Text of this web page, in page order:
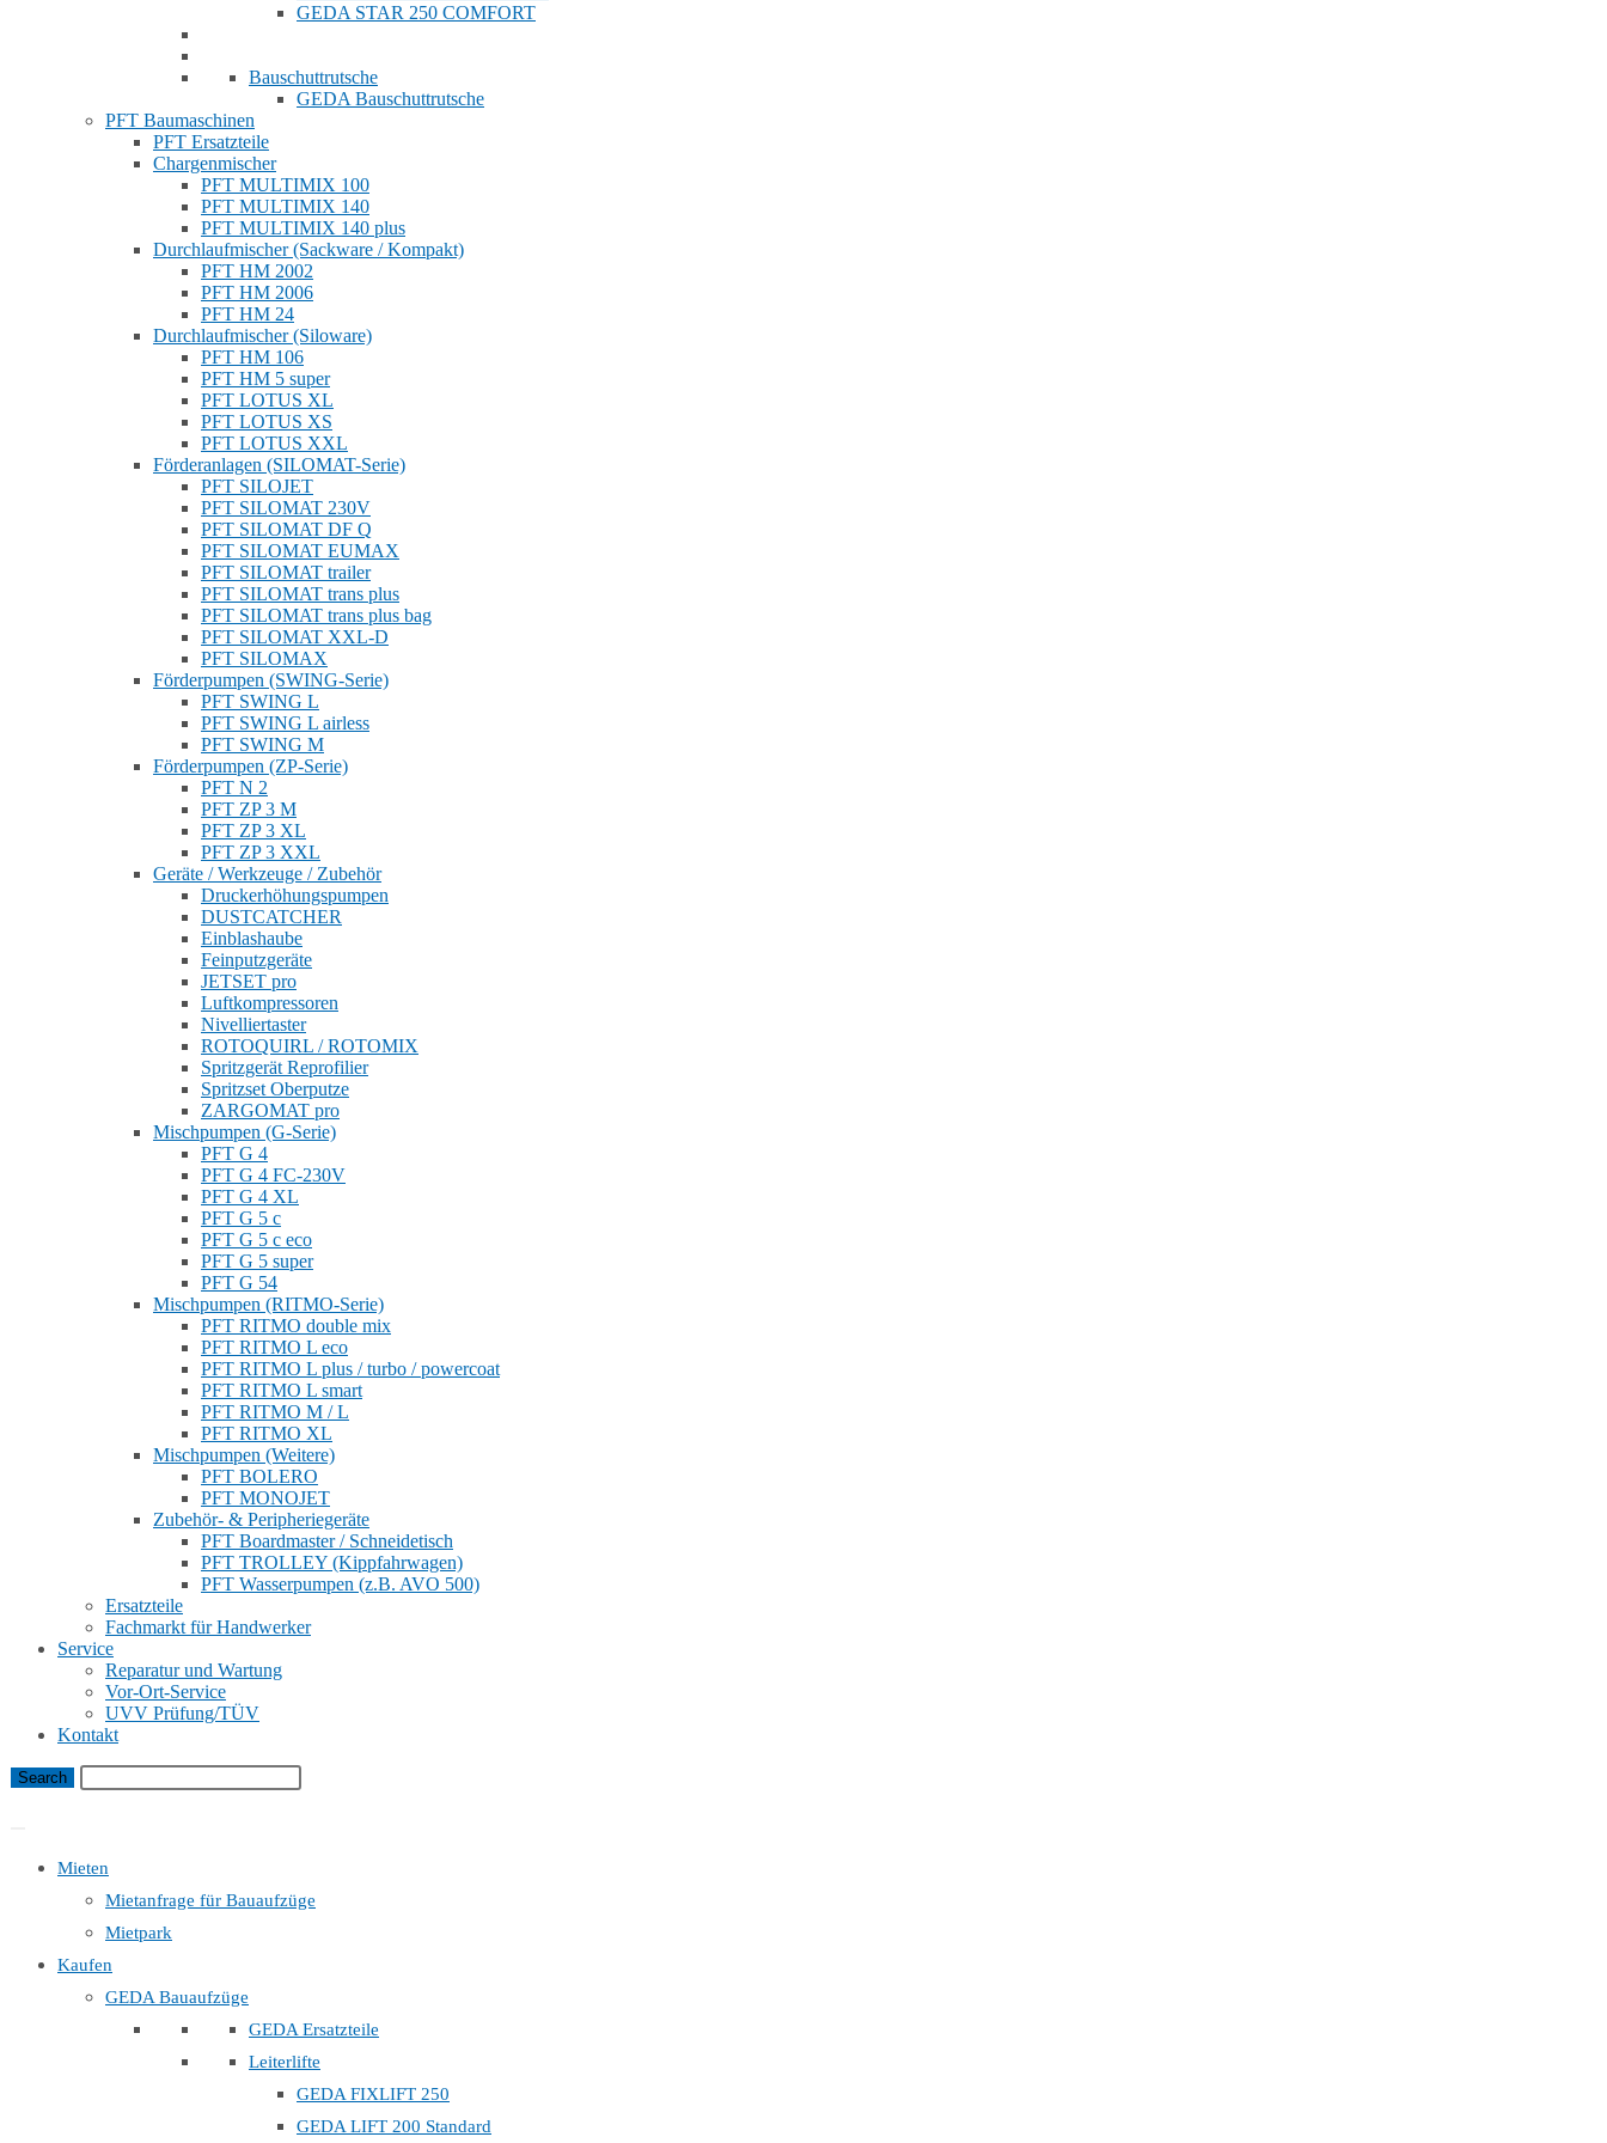
GEDA STAR 250 COMFORT
Bauschuttrutsche
GEDA Bauschuttrutsche
PFT Baumaschinen
PFT Ersatzteile
Chargenmischer
PFT MULTIMIX 100
PFT MULTIMIX 140
PFT MULTIMIX 140 plus
Durchlaufmischer (Sackware / Kompakt)
PFT HM 2002
PFT HM 2006
PFT HM 24
Durchlaufmischer (Siloware)
PFT HM 106
PFT HM 5 super
PFT LOTUS XL
PFT LOTUS XS
PFT LOTUS XXL
Förderanlagen (SILOMAT-Serie)
PFT SILOJET
PFT SILOMAT 230V
PFT SILOMAT DF Q
PFT SILOMAT EUMAX
PFT SILOMAT trailer
PFT SILOMAT trans plus
PFT SILOMAT trans plus bag
PFT SILOMAT XXL-D
PFT SILOMAX
Förderpumpen (SWING-Serie)
PFT SWING L
PFT SWING L airless
PFT SWING M
Förderpumpen (ZP-Serie)
PFT N 2
PFT ZP 3 M
PFT ZP 3 XL
PFT ZP 3 XXL
Geräte / Werkzeuge / Zubehör
Druckerhöhungspumpen
DUSTCATCHER
Einblashaube
Feinputzgeräte
JETSET pro
Luftkompressoren
Nivelliertaster
ROTOQUIRL / ROTOMIX
Spritzgerät Reprofilier
Spritzset Oberputze
ZARGOMAT pro
Mischpumpen (G-Serie)
PFT G 4
PFT G 4 FC-230V
PFT G 4 XL
PFT G 5 c
PFT G 5 c eco
PFT G 5 super
PFT G 54
Mischpumpen (RITMO-Serie)
PFT RITMO double mix
PFT RITMO L eco
PFT RITMO L plus / turbo / powercoat
PFT RITMO L smart
PFT RITMO M / L
PFT RITMO XL
Mischpumpen (Weitere)
PFT BOLERO
PFT MONOJET
Zubehör- & Peripheriegeräte
PFT Boardmaster / Schneidetisch
PFT TROLLEY (Kippfahrwagen)
PFT Wasserpumpen (z.B. AVO 500)
Ersatzteile
Fachmarkt für Handwerker
Service
Reparatur und Wartung
Vor-Ort-Service
UVV Prüfung/TÜV
Kontakt
Mieten
Mietanfrage für Bauaufzüge
Mietpark
Kaufen
GEDA Bauaufzüge
GEDA Ersatzteile
Leiterlifte
GEDA FIXLIFT 250
GEDA LIFT 200 Standard